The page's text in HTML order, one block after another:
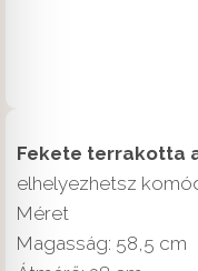
Fekete terrakotta
elhelyezhetsz
Méret
Magasság: 58,5 cm